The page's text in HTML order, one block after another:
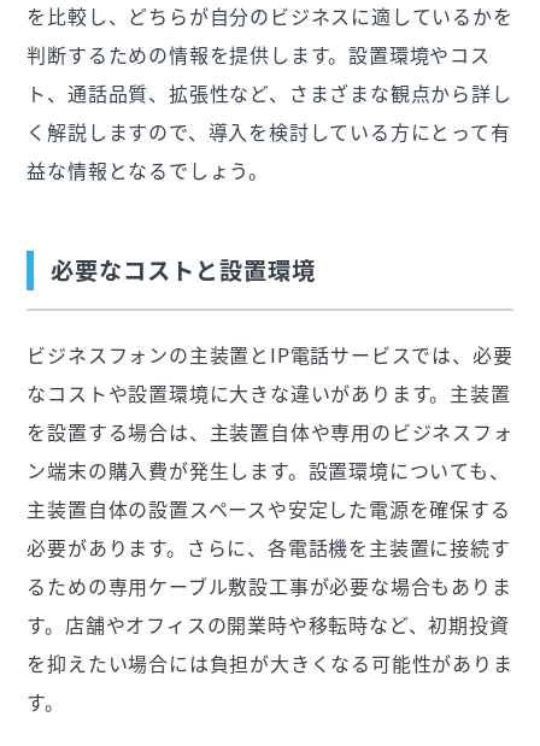
を比較し、どちらが自分のビジネスに適しているかを
判断するための情報を提供します。設置環境やコス
ト、通話品質、拡張性など、さまざまな観点から詳し
く解説しますので、導入を検討している方にとって有
益な情報となるでしょう。
必要なコストと設置環境
ビジネスフォンの主装置とIP電話サービスでは、必要
なコストや設置環境に大きな違いがあります。主装置
を設置する場合は、主装置自体や専用のビジネスフォ
ン端末の購入費が発生します。設置環境についても、
主装置自体の設置スペースや安定した電源を確保する
必要があります。さらに、各電話機を主装置に接続す
るための専用ケーブル敷設工事が必要な場合もありま
す。店舗やオフィスの開業時や移転時など、初期投資
を抑えたい場合には負担が大きくなる可能性がありま
す。